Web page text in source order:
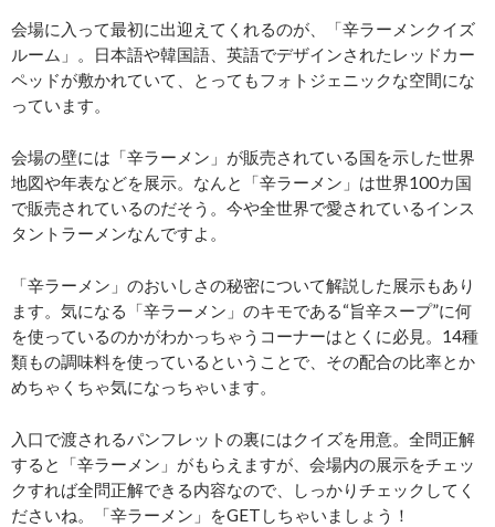
会場に入って最初に出迎えてくれるのが、「辛ラーメンクイズ
ルーム」。日本語や韓国語、英語でデザインされたレッドカー
ペッドが敷かれていて、とってもフォトジェニックな空間にな
っています。
会場の壁には「辛ラーメン」が販売されている国を示した世界
地図や年表などを展示。なんと「辛ラーメン」は世界100カ国
で販売されているのだそう。今や全世界で愛されているインス
タントラーメンなんですよ。
「辛ラーメン」のおいしさの秘密について解説した展示もあり
ます。気になる「辛ラーメン」のキモである“旨辛スープ”に何
を使っているのかがわかっちゃうコーナーはとくに必見。14種
類もの調味料を使っているということで、その配合の比率とか
めちゃくちゃ気になっちゃいます。
入口で渡されるパンフレットの裏にはクイズを用意。全問正解
すると「辛ラーメン」がもらえますが、会場内の展示をチェッ
クすれば全問正解できる内容なので、しっかりチェックしてく
ださいね。「辛ラーメン」をGETしちゃいましょう！